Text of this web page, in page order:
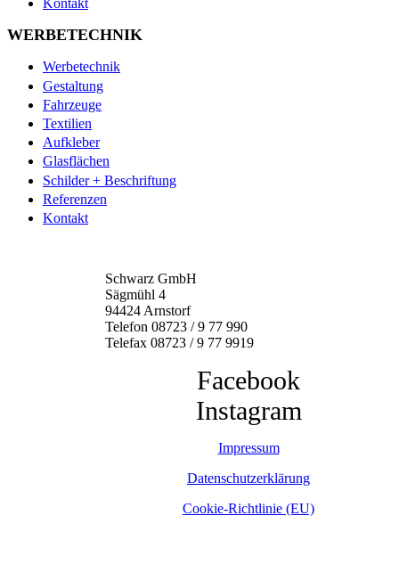
Kontakt
WERBETECHNIK
Werbetechnik
Gestaltung
Fahrzeuge
Textilien
Aufkleber
Glasflächen
Schilder + Beschriftung
Referenzen
Kontakt
Schwarz GmbH
Sägmühl 4
94424 Arnstorf
Telefon 08723 / 9 77 990
Telefax 08723 / 9 77 9919
Facebook
Instagram
Impressum
Datenschutzerklärung
Cookie-Richtlinie (EU)